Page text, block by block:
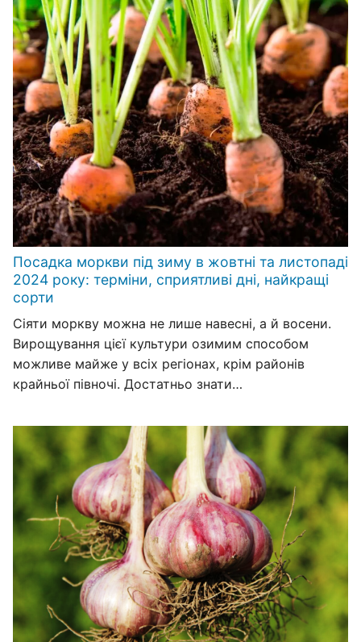
Посадка моркви під зиму в жовтні та листопаді
2024 року: терміни, сприятливі дні, найкращі
сорти
Сіяти моркву можна не лише навесні, а й восени.
Вирощування цієї культури озимим способом
можливе майже у всіх регіонах, крім районів
крайньої півночі. Достатньо знати…